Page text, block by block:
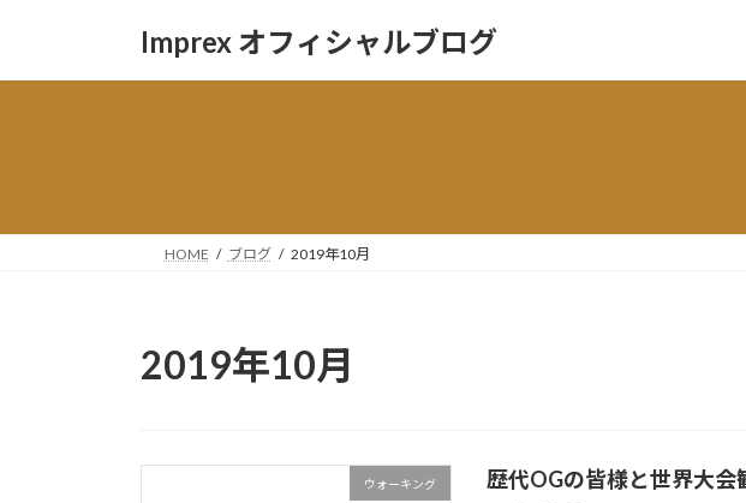
Imprex オフィシャルブログ
HOME ブログ 2019年10月
2019年10月
ウォーキング 歴代OGの皆様と世界大会